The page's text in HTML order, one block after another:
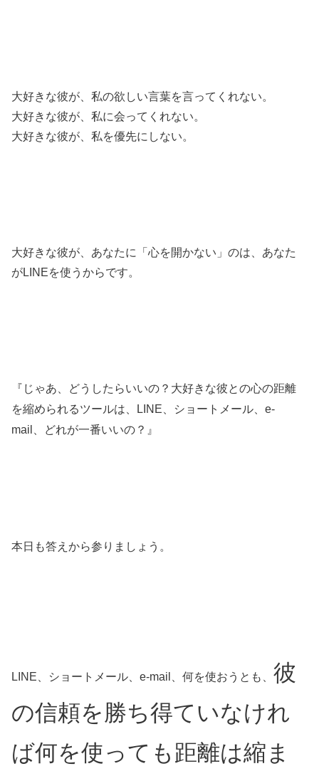
大好きな彼が、私の欲しい言葉を言ってくれない。
大好きな彼が、私に会ってくれない。
大好きな彼が、私を優先にしない。
大好きな彼が、あなたに「心を開かない」のは、あなた
がLINEを使うからです。
『じゃあ、どうしたらいいの？ 大好きな彼との心の距離
を縮められるツールは、LINE、ショートメール、e-
mail、どれが一番いいの？』
本日も答えから参りましょう。
LINE、ショートメール、e-mail、何を使おうとも、彼
の信頼を勝ち得ていなけれ
ば何を使っても距離は縮ま